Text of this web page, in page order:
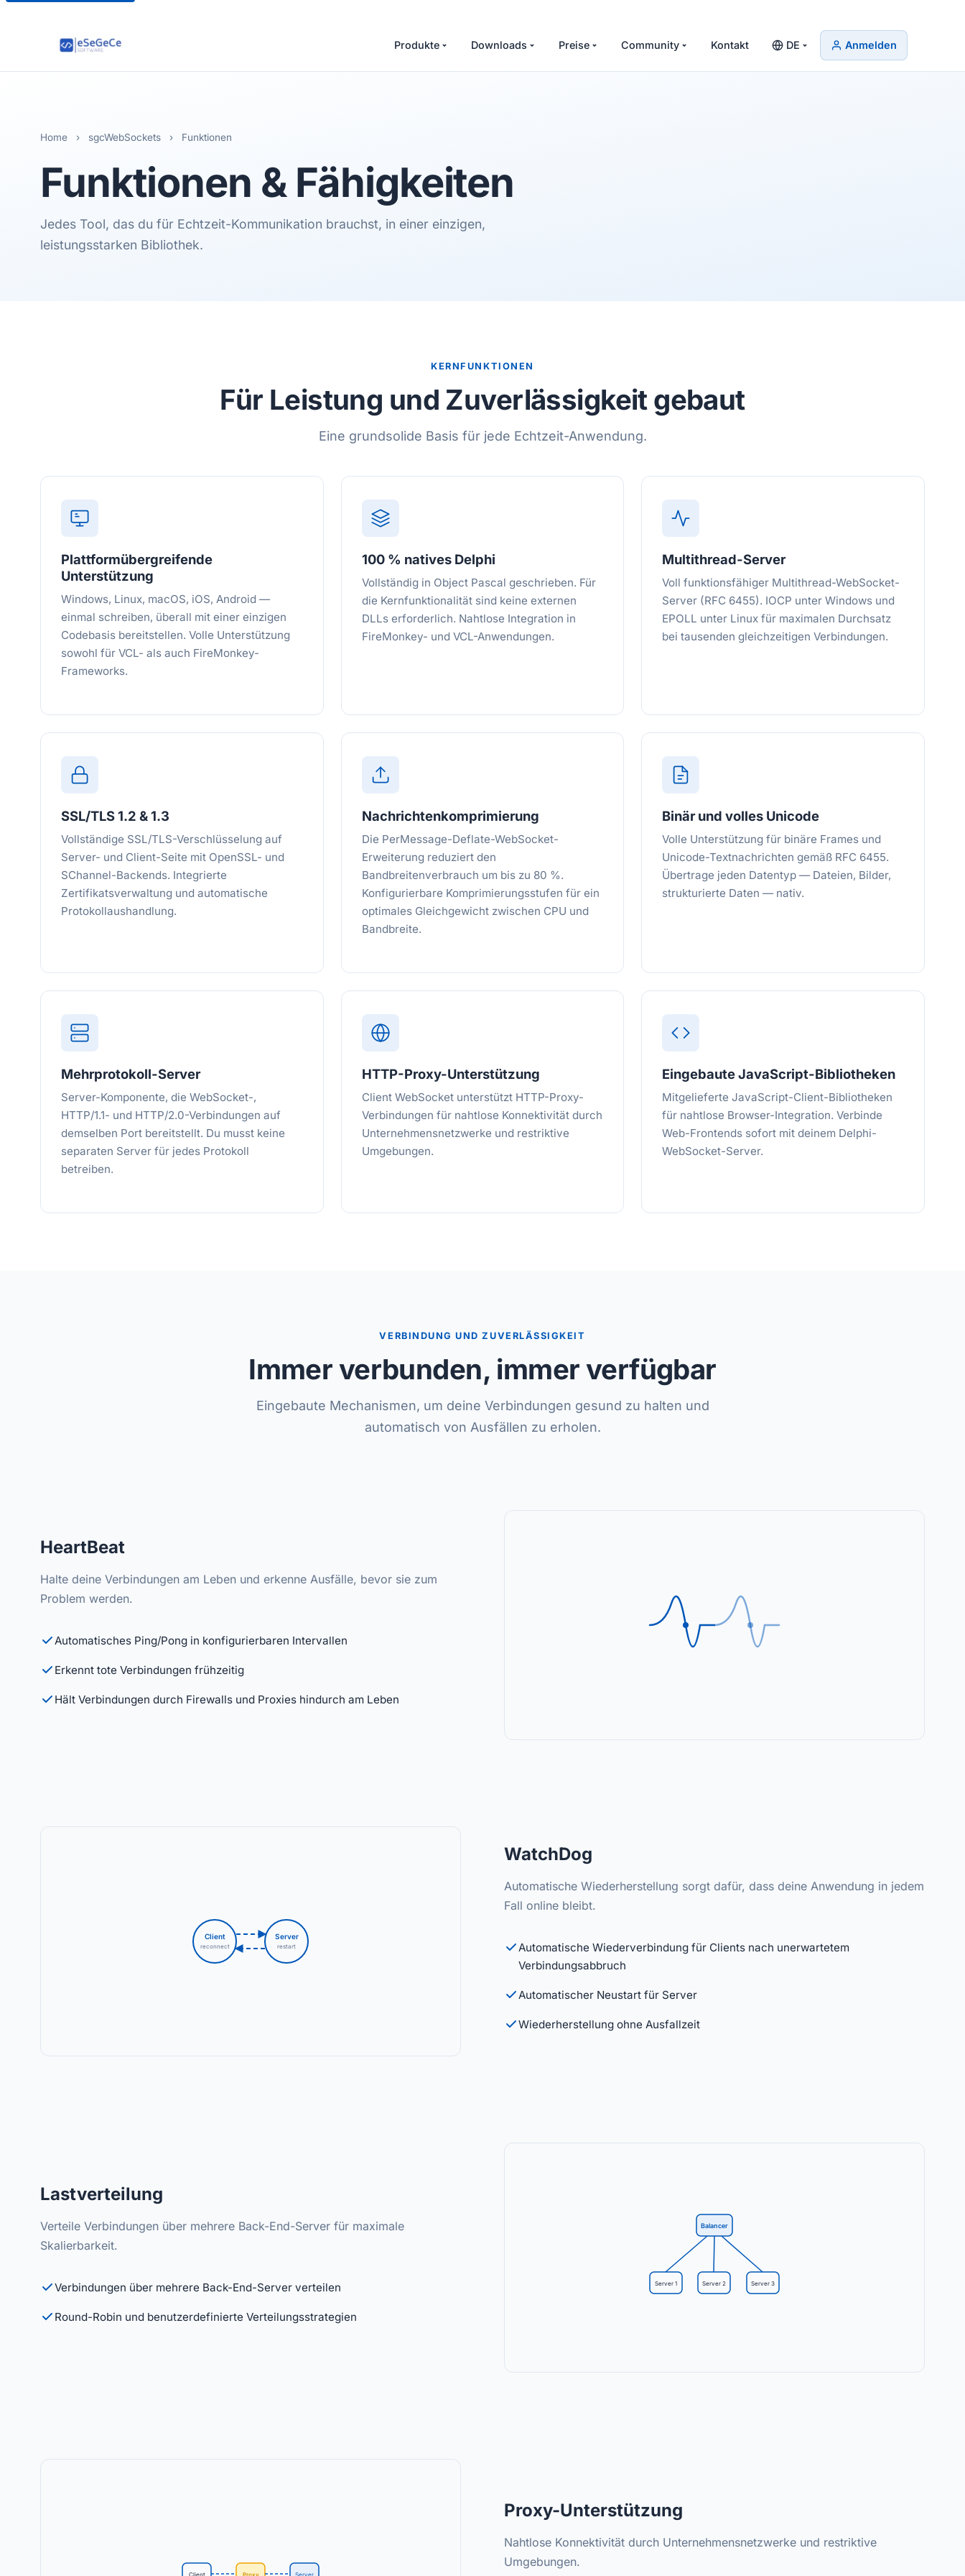
Produkte Downloads Preise Community Kontakt DE Anmelden
Home › sgcWebSockets › Funktionen
Funktionen & Fähigkeiten
Jedes Tool, das du für Echtzeit-Kommunikation brauchst, in einer einzigen,
leistungsstarken Bibliothek.
KERNFUNKTIONEN
Für Leistung und Zuverlässigkeit gebaut
Eine grundsolide Basis für jede Echtzeit-Anwendung.
Plattformübergreifende
Unterstützung
Windows, Linux, macOS, iOS, Android —
einmal schreiben, überall mit einer einzigen
Codebasis bereitstellen. Volle Unterstützung
sowohl für VCL- als auch FireMonkey-
Frameworks.
100 % natives Delphi
Vollständig in Object Pascal geschrieben. Für
die Kernfunktionalität sind keine externen
DLLs erforderlich. Nahtlose Integration in
FireMonkey- und VCL-Anwendungen.
Multithread-Server
Voll funktionsfähiger Multithread-WebSocket-
Server (RFC 6455). IOCP unter Windows und
EPOLL unter Linux für maximalen Durchsatz
bei tausenden gleichzeitigen Verbindungen.
SSL/TLS 1.2 & 1.3
Vollständige SSL/TLS-Verschlüsselung auf
Server- und Client-Seite mit OpenSSL- und
SChannel-Backends. Integrierte
Zertifikatsverwaltung und automatische
Protokollaushandlung.
Nachrichtenkomprimierung
Die PerMessage-Deflate-WebSocket-
Erweiterung reduziert den
Bandbreitenverbrauch um bis zu 80 %.
Konfigurierbare Komprimierungsstufen für ein
optimales Gleichgewicht zwischen CPU und
Bandbreite.
Binär und volles Unicode
Volle Unterstützung für binäre Frames und
Unicode-Textnachrichten gemäß RFC 6455.
Übertrage jeden Datentyp — Dateien, Bilder,
strukturierte Daten — nativ.
Mehrprotokoll-Server
Server-Komponente, die WebSocket-,
HTTP/1.1- und HTTP/2.0-Verbindungen auf
demselben Port bereitstellt. Du musst keine
separaten Server für jedes Protokoll
betreiben.
HTTP-Proxy-Unterstützung
Client WebSocket unterstützt HTTP-Proxy-
Verbindungen für nahtlose Konnektivität durch
Unternehmensnetzwerke und restriktive
Umgebungen.
Eingebaute JavaScript-Bibliotheken
Mitgelieferte JavaScript-Client-Bibliotheken
für nahtlose Browser-Integration. Verbinde
Web-Frontends sofort mit deinem Delphi-
WebSocket-Server.
VERBINDUNG UND ZUVERLÄSSIGKEIT
Immer verbunden, immer verfügbar
Eingebaute Mechanismen, um deine Verbindungen gesund zu halten und
automatisch von Ausfällen zu erholen.
HeartBeat
Halte deine Verbindungen am Leben und erkenne Ausfälle, bevor sie zum
Problem werden.
Automatisches Ping/Pong in konfigurierbaren Intervallen
Erkennt tote Verbindungen frühzeitig
Hält Verbindungen durch Firewalls und Proxies hindurch am Leben
WatchDog
Automatische Wiederherstellung sorgt dafür, dass deine Anwendung in jedem
Fall online bleibt.
Automatische Wiederverbindung für Clients nach unerwartetem
Verbindungsabbruch
Automatischer Neustart für Server
Wiederherstellung ohne Ausfallzeit
Client
reconnect
Server
restart
Lastverteilung
Verteile Verbindungen über mehrere Back-End-Server für maximale
Skalierbarkeit.
Verbindungen über mehrere Back-End-Server verteilen
Round-Robin und benutzerdefinierte Verteilungsstrategien
Balancer
Server 1 Server 2 Server 3
Proxy-Unterstützung
Nahtlose Konnektivität durch Unternehmensnetzwerke und restriktive
Umgebungen.
Client Proxy Server